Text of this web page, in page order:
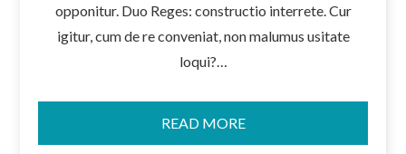
opponitur. Duo Reges: constructio interrete. Cur
igitur, cum de re conveniat, non malumus usitate
loqui?…
READ MORE